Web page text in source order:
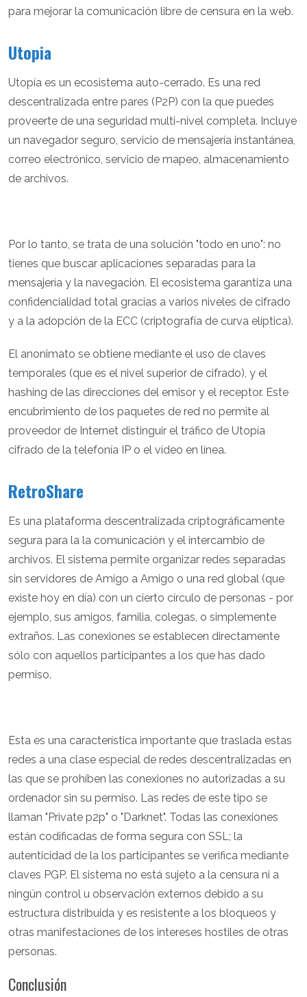
para mejorar la comunicación libre de censura en la web.
Utopia
Utopía es un ecosistema auto-cerrado. Es una red
descentralizada entre pares (P2P) con la que puedes
proveerte de una seguridad multi-nivel completa. Incluye
un navegador seguro, servicio de mensajería instantánea,
correo electrónico, servicio de mapeo, almacenamiento
de archivos.
Por lo tanto, se trata de una solución "todo en uno": no
tienes que buscar aplicaciones separadas para la
mensajería y la navegación. El ecosistema garantiza una
confidencialidad total gracias a varios niveles de cifrado
y a la adopción de la ECC (criptografía de curva elíptica).
El anonimato se obtiene mediante el uso de claves
temporales (que es el nivel superior de cifrado), y el
hashing de las direcciones del emisor y el receptor. Este
encubrimiento de los paquetes de red no permite al
proveedor de Internet distinguir el tráfico de Utopía
cifrado de la telefonía IP o el vídeo en línea.
RetroShare
Es una plataforma descentralizada criptográficamente
segura para la la comunicación y el intercambio de
archivos. El sistema permite organizar redes separadas
sin servidores de Amigo a Amigo o una red global (que
existe hoy en día) con un cierto círculo de personas - por
ejemplo, sus amigos, familia, colegas, o simplemente
extraños. Las conexiones se establecen directamente
sólo con aquellos participantes a los que has dado
permiso.
Esta es una característica importante que traslada estas
redes a una clase especial de redes descentralizadas en
las que se prohíben las conexiones no autorizadas a su
ordenador sin su permiso. Las redes de este tipo se
llaman "Private p2p" o "Darknet". Todas las conexiones
están codificadas de forma segura con SSL; la
autenticidad de la los participantes se verifica mediante
claves PGP. El sistema no está sujeto a la censura ni a
ningún control u observación externos debido a su
estructura distribuida y es resistente a los bloqueos y
otras manifestaciones de los intereses hostiles de otras
personas.
Conclusión